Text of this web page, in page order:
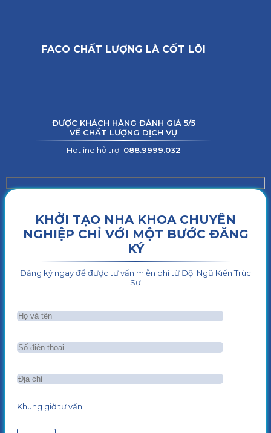
FACO CHẤT LƯỢNG LÀ CỐT LÕI
ĐƯỢC KHÁCH HÀNG ĐÁNH GIÁ 5/5
VỀ CHẤT LƯỢNG DỊCH VỤ
Hotline hỗ trợ: 088.9999.032
KHỞI TẠO NHA KHOA CHUYÊN
NGHIỆP CHỈ VỚI MỘT BƯỚC ĐĂNG
KÝ
Đăng ký ngay để được tư vấn miễn phí từ Đội Ngũ Kiến Trúc
Sư
Khung giờ tư vấn